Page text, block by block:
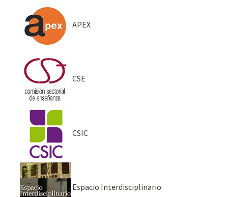
APEX
CSE
CSIC
Espacio Interdisciplinario